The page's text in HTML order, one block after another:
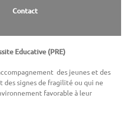
Contact
Educative (PRE)
des jeunes et des
des signes de fragilité ou qui ne
favorable à leur